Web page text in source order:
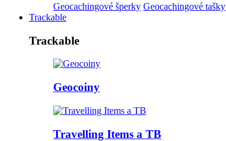
Geocachingové šperky Geocachingové tašky
Trackable
Trackable
Geocoiny
Travelling Items a TB